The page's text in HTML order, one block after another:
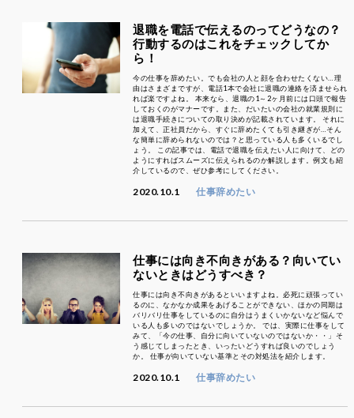
退職を電話で伝えるのってどうなの？
行動するのはこれをチェックしてか
ら！
今の仕事を辞めたい。でも会社の人と顔を合わせたくない…理
由はさまざまですが、電話1本で会社に退職の連絡を済ませられ
れば楽ですよね。 本来なら、退職の1～2ヶ月前には口頭で報告
しておくのがマナーです。また、だいたいの会社の就業規則に
は退職手続きについての取り決めが記載されています。 それに
加えて、正社員だから、すぐに辞めたくても引き継ぎが…そん
な簡単に辞められないのでは？と思っている人も多くいるでし
ょう。 この記事では、電話で退職を伝えたい人に向けて、どの
ようにすればスムーズに伝えられるのか解説します。例文も紹
介しているので、ぜひ参考にしてください。
2020.10.1 仕事辞めたい
仕事には向き不向きがある？向いてい
ないときはどうすべき？
仕事には向き不向きがあるといいますよね。必死に頑張ってい
るのに、なかなか成果をあげることができない、ほかの同期は
バリバリ仕事をしているのに自分はうまくいかないなど悩んで
いる人も多いのではないでしょうか。 では、実際に仕事をして
みて、「今の仕事、自分に向いていないのではないか・・」そ
う感じてしまったとき、いったいどうすれば良いのでしょう
か。 仕事が向いていない基準とその対処法を紹介します。
2020.10.1 仕事辞めたい